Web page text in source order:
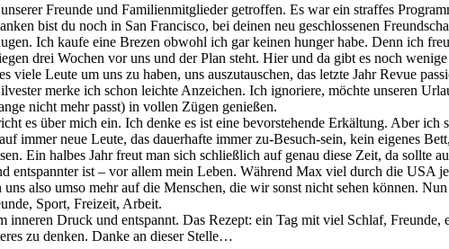
Freunde und Familienmitglieder getroffen. Es war ein straffes
bist du noch in San Francisco, bei deinen neu geschlossenen
Ich kaufe eine Brezen obwohl ich gar keinen hunger habe. Denn ich
drei Wochen vor uns und der Plan steht. Hier und da gibt es noch
viele Leute um uns zu haben, uns auszutauschen, das letzte Jahr Revue
merke ich schon leichte Anzeichen. Ich ignoriere, möchte unseren
nicht mehr passt) in vollen Zügen genießen.
es über mich ein. Ich denke es ist eine bevorstehende Erkältung. Aber ich
immer neue Leute, das dauerhafte immer zu-Besuch-sein, kein eigenes
Ein halbes Jahr freut man sich schließlich auf genau diese Zeit, da sollte
entspannter ist – vor allem mein Leben. Während Max viel durch die USA
also umso mehr auf die Menschen, die wir sonst nicht sehen können.
Sport, Freizeit, Arbeit.
Druck und entspannt. Das Rezept: ein Tag mit viel Schlaf,
zu denken. Danke an dieser Stelle…